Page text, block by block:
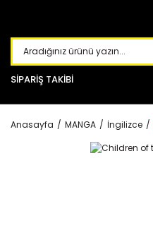
SİPARİŞ TAKİBİ
Anasayfa MANGA İngilizce